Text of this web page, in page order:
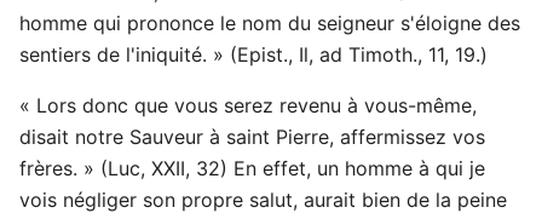
homme qui prononce le nom du seigneur s'éloigne des
sentiers de l'iniquité. » (Epist., Il, ad Timoth., 11, 19.)
« Lors donc que vous serez revenu à vous-même,
disait notre Sauveur à saint Pierre, affermissez vos
frères. » (Luc, XXII, 32) En effet, un homme à qui je
vois négliger son propre salut, aurait bien de la peine